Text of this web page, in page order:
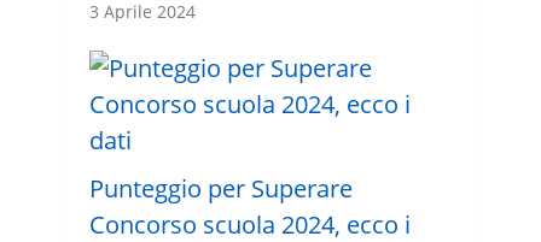
3 Aprile 2024
Punteggio per Superare
Concorso scuola 2024, ecco i